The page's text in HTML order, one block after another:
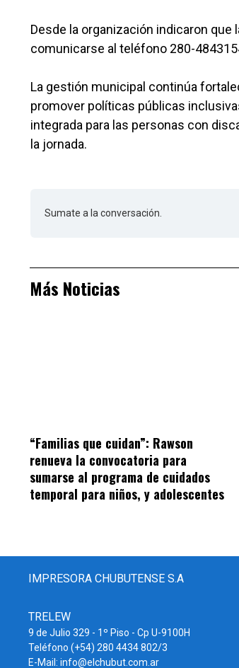
Desde la organización indicaron
comunicarse al teléfono 280-
La gestión municipal continúa
promover políticas públicas
integrada para las personas con
la jornada.
Sumate a la conversación.
Más Noticias
“Familias que cuidan”: Rawson
renueva la convocatoria para
sumarse al programa de cuidados
temporal para niños, y adolescentes
IMPRESORA CHUBUTENSE S.A
TRELEW
9 de Julio 329 - 1º Piso - Cp U-9100H
Teléfono (+54) 280 4434 802/3
E-Mail: info@elchubut.com.ar